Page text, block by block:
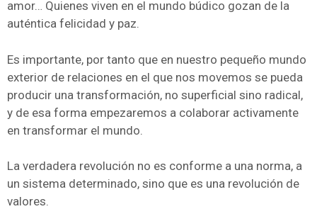
amor… Quienes viven en el mundo búdico gozan de la
auténtica felicidad y paz.
Es importante, por tanto que en nuestro pequeño mundo
exterior de relaciones en el que nos movemos se pueda
producir una transformación, no superficial sino radical,
y de esa forma empezaremos a colaborar activamente
en transformar el mundo.
La verdadera revolución no es conforme a una norma, a
un sistema determinado, sino que es una revolución de
valores.